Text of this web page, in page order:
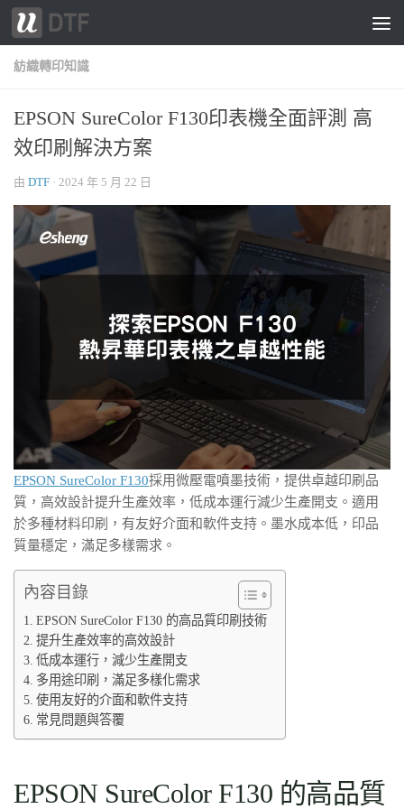
跳轉至內容
紡織轉印知識
EPSON SureColor F130印表機全面評測 高
效印刷解決方案
由 DTF · 2024 年 5 月 22 日
EPSON SureColor F130採用微壓電噴墨技術，提供卓越印刷品
質，高效設計提升生產效率，低成本運行減少生產開支。適用
於多種材料印刷，有友好介面和軟件支持。墨水成本低，印品
質量穩定，滿足多樣需求。
內容目錄
EPSON SureColor F130 的高品質印刷技術
提升生產效率的高效設計
低成本運行，減少生產開支
多用途印刷，滿足多樣化需求
使用友好的介面和軟件支持
常見問題與答覆
EPSON SureColor F130 的高品質